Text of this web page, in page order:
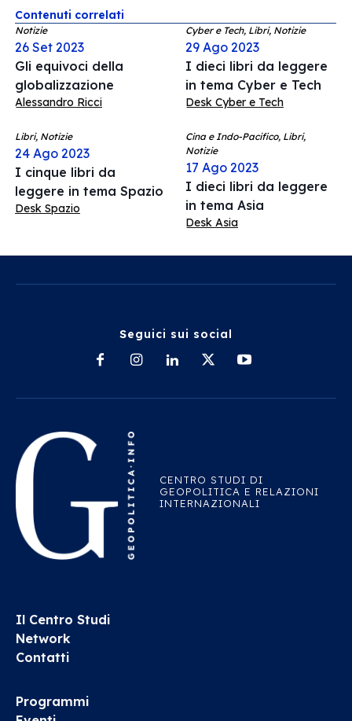
Contenuti correlati
Notizie
26 Set 2023
Gli equivoci della
globalizzazione
Alessandro Ricci
Cyber e Tech, Libri, Notizie
29 Ago 2023
I dieci libri da leggere
in tema Cyber e Tech
Desk Cyber e Tech
Libri, Notizie
24 Ago 2023
I cinque libri da
leggere in tema Spazio
Desk Spazio
Cina e Indo-Pacifico, Libri,
Notizie
17 Ago 2023
I dieci libri da leggere
in tema Asia
Desk Asia
Seguici sui social
CENTRO STUDI DI
GEOPOLITICA E RELAZIONI
INTERNAZIONALI
Il Centro Studi
Network
Contatti
Programmi